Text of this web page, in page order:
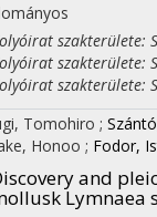
szakterülete:
szakterülete:
szakterülete:
Tomohiro ;
Honoo ; Fodor,
and
Lymnaea